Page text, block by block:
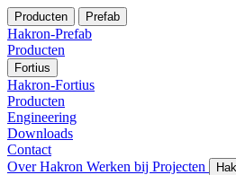
Producten Prefab
Hakron-Prefab
Producten
Fortius
Hakron-Fortius
Producten
Engineering
Downloads
Contact
Over Hakron Werken bij Projecten